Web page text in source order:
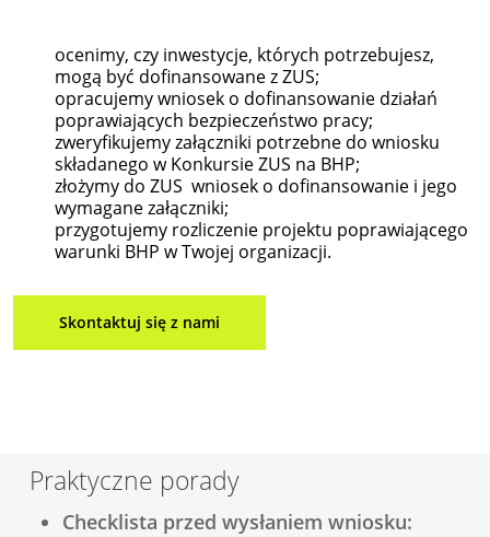
ocenimy, czy inwestycje, których potrzebujesz,
mogą być dofinansowane z ZUS;
opracujemy wniosek o dofinansowanie działań
poprawiających bezpieczeństwo pracy;
zweryfikujemy załączniki potrzebne do wniosku
składanego w Konkursie ZUS na BHP;
złożymy do ZUS wniosek o dofinansowanie i jego
wymagane załączniki;
przygotujemy rozliczenie projektu poprawiającego
warunki BHP w Twojej organizacji.
Skontaktuj się z nami
Praktyczne porady
Checklista przed wysłaniem wniosku: